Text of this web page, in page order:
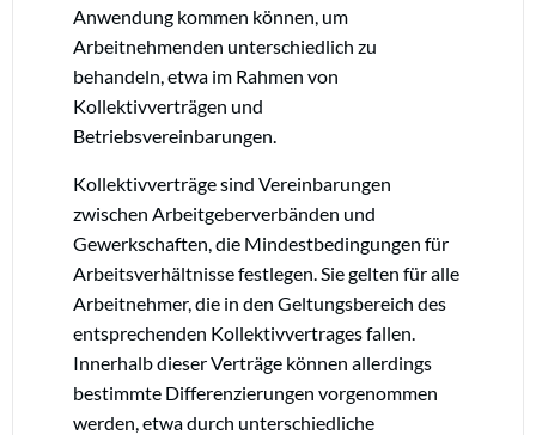
Anwendung kommen können, um
Arbeitnehmenden unterschiedlich zu
behandeln, etwa im Rahmen von
Kollektivverträgen und
Betriebsvereinbarungen.
Kollektivverträge sind Vereinbarungen
zwischen Arbeitgeberverbänden und
Gewerkschaften, die Mindestbedingungen für
Arbeitsverhältnisse festlegen. Sie gelten für alle
Arbeitnehmer, die in den Geltungsbereich des
entsprechenden Kollektivvertrages fallen.
Innerhalb dieser Verträge können allerdings
bestimmte Differenzierungen vorgenommen
werden, etwa durch unterschiedliche